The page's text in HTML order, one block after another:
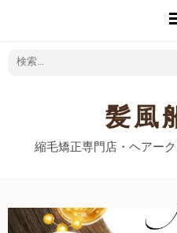
髪風
縮毛矯正専門店・ヘアー